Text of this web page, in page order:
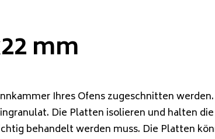
mm
Ihres Ofens zugeschnitten werden.
Die Platten isolieren und halten
behandelt werden muss. Die Platten